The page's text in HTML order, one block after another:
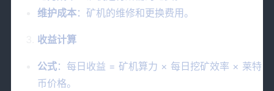
维护成本：矿机的维修和更换费用。
收益计算
公式：每日收益 = 矿机算力 × 每日挖矿效率 × 莱特
币价格。